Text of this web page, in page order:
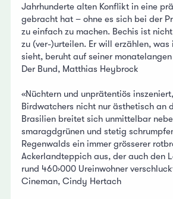
Jahrhunderte alten Konflikt in eine
gebracht hat – ohne es sich bei der
zu einfach zu machen. Bechis ist
zu (ver-)urteilen. Er will erzählen, was
sieht, beruht auf seiner monatelangen
Der Bund, Matthias Heybrock
«Nüchtern und unprätentiös
Birdwatchers nicht nur ästhetisch an
Brasilien breitet sich unmittelbar
smaragdgrünen und stetig
Regenwalds ein immer grösserer
Ackerlandteppich aus, der auch den
rund 460›000 Ureinwohner
Cineman, Cindy Hertach